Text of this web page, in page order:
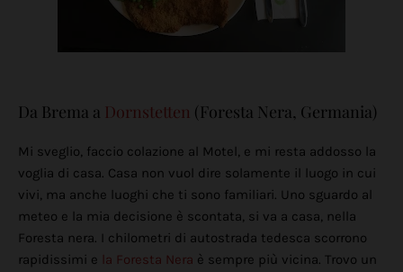
Da Brema a Dornstetten (Foresta Nera, Germania)
Mi sveglio, faccio colazione al Motel, e mi resta addosso la
voglia di casa. Casa non vuol dire solamente il luogo in cui
vivi, ma anche luoghi che ti sono familiari. Uno sguardo al
meteo e la mia decisione è scontata, si va a casa, nella
Foresta nera. I chilometri di autostrada tedesca scorrono
rapidissimi e la Foresta Nera è sempre più vicina. Trovo un